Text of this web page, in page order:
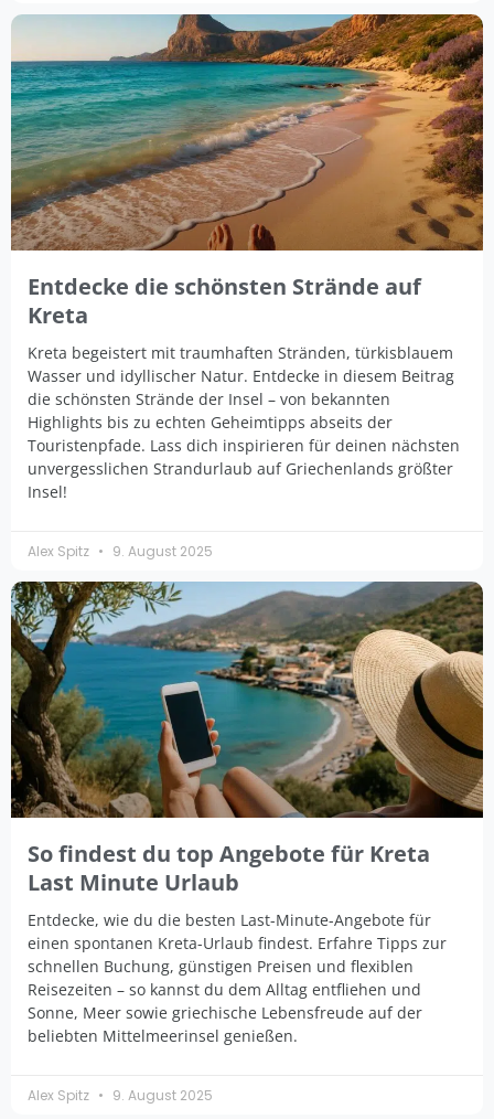
Entdecke die schönsten Strände auf
Kreta
Kreta begeistert mit traumhaften Stränden, türkisblauem
Wasser und idyllischer Natur. Entdecke in diesem Beitrag
die schönsten Strände der Insel – von bekannten
Highlights bis zu echten Geheimtipps abseits der
Touristenpfade. Lass dich inspirieren für deinen nächsten
unvergesslichen Strandurlaub auf Griechenlands größter
Insel!
Alex Spitz 9. August 2025
So findest du top Angebote für Kreta
Last Minute Urlaub
Entdecke, wie du die besten Last-Minute-Angebote für
einen spontanen Kreta-Urlaub findest. Erfahre Tipps zur
schnellen Buchung, günstigen Preisen und flexiblen
Reisezeiten – so kannst du dem Alltag entfliehen und
Sonne, Meer sowie griechische Lebensfreude auf der
beliebten Mittelmeerinsel genießen.
Alex Spitz 9. August 2025